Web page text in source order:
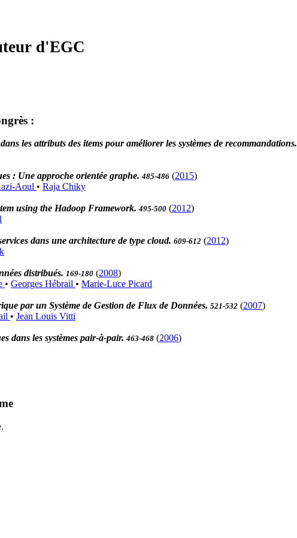
d'EGC
:
les attributs des items pour améliorer les systèmes de recommandations.
: Une approche orientée graphe. 485-486 (2015)
Aoul • Raja Chiky
using the Hadoop Framework. 495-500 (2012)
dans une architecture de type cloud. 609-612 (2012)
distribués. 169-180 (2008)
• Georges Hébrail • Marie-Luce Picard
par un Système de Gestion de Flux de Données. 521-532 (2007)
• Jean Louis Vitti
dans les systèmes pair-à-pair. 463-468 (2006)